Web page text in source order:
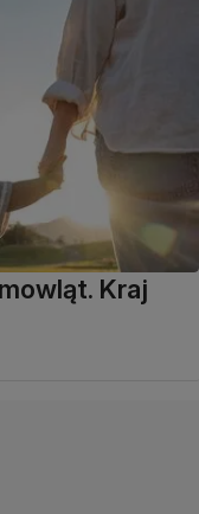
Kraj